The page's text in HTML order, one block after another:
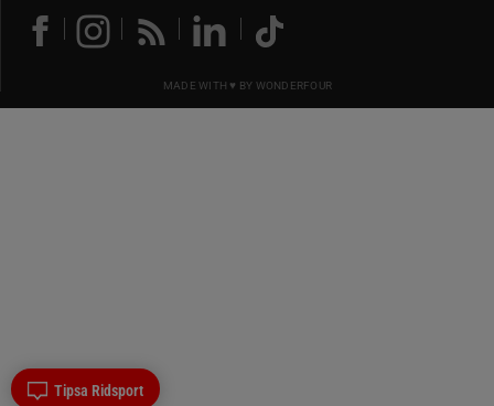
Tipsa Ridsport
MADE WITH ♥ BY WONDERFOUR